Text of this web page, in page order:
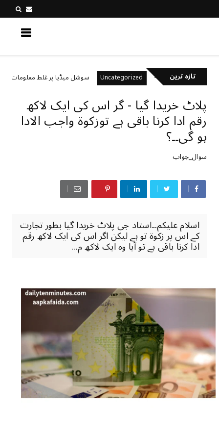
تازہ ترینرکھتے ہیں؟ Uncategorized سوشل میڈیا پر غلط معلومات کیسے
پلاٹ خریدا گیا - گر اس کی ایک لاکھ
رقم ادا کرنا باقی ہے توزکوة واجب الادا
ہو گی۔۔؟
سوال_جواب
اسلام علیکم۔۔استاد جی پلاٹ خریدا گیا بطور تجارت
کے اس پر زکوة تو ہے لیکن اگر اس کی ایک لاکھ رقم
ادا کرنا باقی ہے تو آیا وہ ایک لاکھ م...